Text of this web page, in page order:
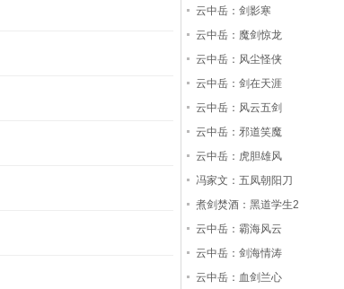
云中岳：剑影寒
云中岳：魔剑惊龙
云中岳：风尘怪侠
云中岳：剑在天涯
云中岳：风云五剑
云中岳：邪道笑魔
云中岳：虎胆雄风
冯家文：五凤朝阳刀
煮剑焚酒：黑道学生2
云中岳：霸海风云
云中岳：剑海情涛
云中岳：血剑兰心